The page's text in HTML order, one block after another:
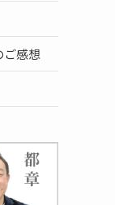
ご感想